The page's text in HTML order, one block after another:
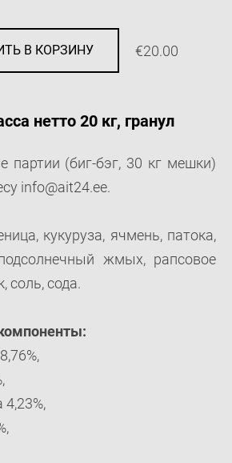
В КОРЗИНУ €20.00
нетто 20 кг, гранул
партии (биг-бэг, 30 кг мешки)
info@ait24.ee.
кукуруза, ячмень, патока,
жмых, рапсовое
соль, сода.